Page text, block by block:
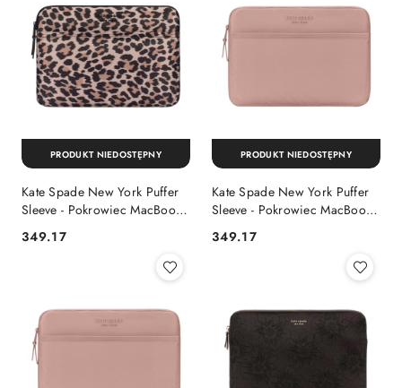
Kate Spade New York Puffer
Sleeve - Pokrowiec MacBook
Pro 16" / Laptop 16" (Classic
Leopard)
Cena:
349.17
PRODUKT NIEDOSTĘPNY
Kate Spade New York Puffer
Sleeve - Pokrowiec MacBook
Pro 16" / Laptop 16"
(Madison Rouge Nylon)
Cena:
349.17
PRODUKT NIEDOSTĘPNY